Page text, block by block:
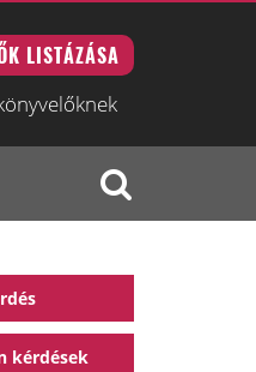
LISTÁZÁSA
kérdések